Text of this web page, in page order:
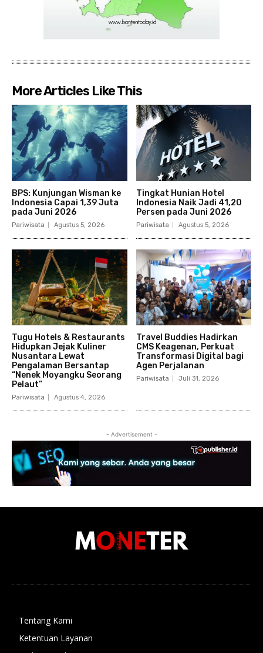
More Articles Like This
BPS: Kunjungan Wisman ke
Indonesia Capai 1,39 Juta
pada Juni 2026
Pariwisata Agustus 5, 2026
Tingkat Hunian Hotel
Indonesia Naik Jadi 41,20
Persen pada Juni 2026
Pariwisata Agustus 5, 2026
Tugu Hotels & Restaurants
Hidupkan Jejak Kuliner
Nusantara Lewat
Pengalaman Bersantap
“Nenek Moyangku Seorang
Pelaut”
Pariwisata Agustus 4, 2026
Travel Buddies Hadirkan
CMS Keagenan, Perkuat
Transformasi Digital bagi
Agen Perjalanan
Pariwisata Juli 31, 2026
- Advertisement -
Tentang Kami
Ketentuan Layanan